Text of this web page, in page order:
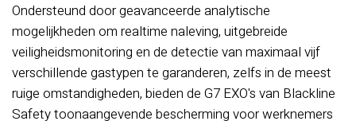
Ondersteund door geavanceerde analytische
mogelijkheden om realtime naleving, uitgebreide
veiligheidsmonitoring en de detectie van maximaal vijf
verschillende gastypen te garanderen, zelfs in de meest
ruige omstandigheden, bieden de G7 EXO's van Blackline
Safety toonaangevende bescherming voor werknemers